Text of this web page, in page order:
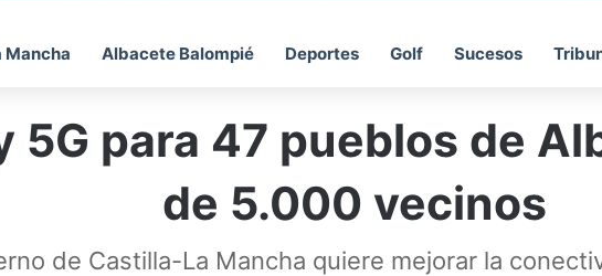
Mancha Albacete Balompié Deportes Golf Sucesos
5G para 47 pueblos de
de 5.000 vecinos
de Castilla-La Mancha quiere mejorar la